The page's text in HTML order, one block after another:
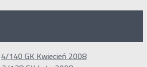
4/140 GK Kwiecień 2008